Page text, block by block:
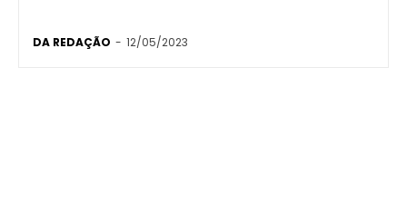
DA REDAÇÃO - 12/05/2023